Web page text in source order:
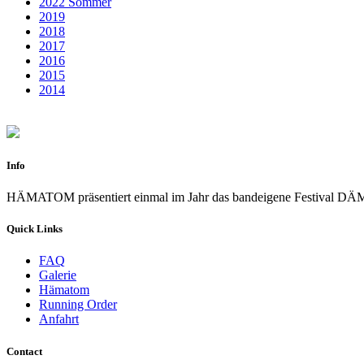
2019
2018
2017
2016
2015
2014
Info
HÄMATOM präsentiert einmal im Jahr das bandeigene Festival
Quick Links
FAQ
Galerie
Hämatom
Running Order
Anfahrt
Contact